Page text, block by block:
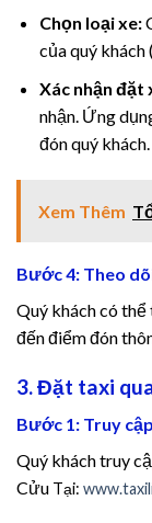
oku
satın al
Panel
review
Boost
review
Chọn loại xe:
của quý khách
Xác nhận đặt
nhận. Ứng
đón quý khách.
Xem Thêm
Bước 4: Theo
Quý khách có
đến điểm đón
3. Đặt taxi
Bước 1: Truy
Quý khách truy
Cửu Tại: